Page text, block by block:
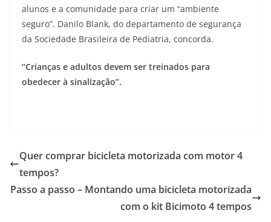
alunos e a comunidade para criar um “ambiente
seguro”. Danilo Blank, do departamento de segurança
da Sociedade Brasileira de Pediatria, concorda.
“Crianças e adultos devem ser treinados para
obedecer à sinalização”.
Quer comprar bicicleta motorizada com motor 4
tempos?
Passo a passo – Montando uma bicicleta motorizada
com o kit Bicimoto 4 tempos